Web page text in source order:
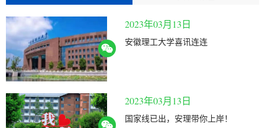
2023年03月13日
安徽理工大学喜讯连连
2023年03月13日
国家线已出，安理带你上岸！